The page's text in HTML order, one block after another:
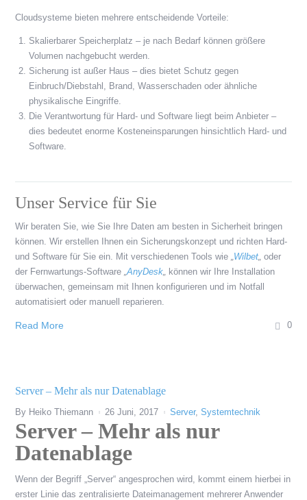
Cloudsysteme bieten mehrere entscheidende Vorteile:
Skalierbarer Speicherplatz – je nach Bedarf können größere
Volumen nachgebucht werden.
Sicherung ist außer Haus – dies bietet Schutz gegen
Einbruch/Diebstahl, Brand, Wasserschaden oder ähnliche
physikalische Eingriffe.
Die Verantwortung für Hard- und Software liegt beim Anbieter –
dies bedeutet enorme Kosteneinsparungen hinsichtlich Hard- und
Software.
Unser Service für Sie
Wir beraten Sie, wie Sie Ihre Daten am besten in Sicherheit bringen
können. Wir erstellen Ihnen ein Sicherungskonzept und richten Hard-
und Software für Sie ein. Mit verschiedenen Tools wie Wilbet oder
der Fernwartungs-Software „AnyDesk
können wir Ihre Installation
überwachen, gemeinsam mit Ihnen konfigurieren und im Notfall
automatisiert oder manuell reparieren.
Read More 0
Server – Mehr als nur Datenablage
By Heiko Thiemann 26 Juni, 2017 Server,Systemtechnik
Server – Mehr als nur
Datenablage
Wenn der Begriff „Server“ angesprochen wird, kommt einem hierbei in
erster Linie das zentralisierte Dateimanagement mehrerer Anwender